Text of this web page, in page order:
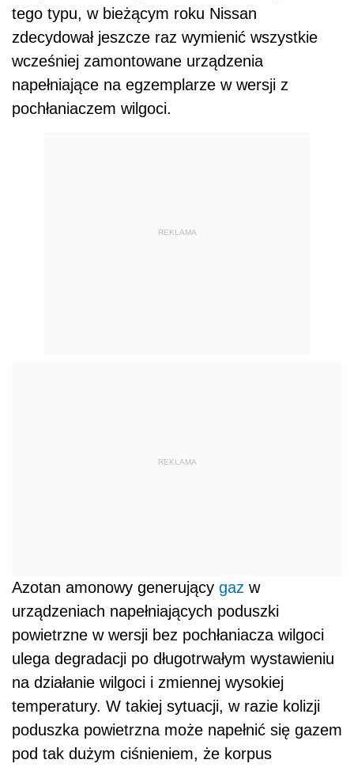
tego typu, w bieżącym roku Nissan
zdecydował jeszcze raz wymienić wszystkie
wcześniej zamontowane urządzenia
napełniające na egzemplarze w wersji z
pochłaniaczem wilgoci.
REKLAMA
REKLAMA
Azotan amonowy generujący gaz w
urządzeniach napełniających poduszki
powietrzne w wersji bez pochłaniacza wilgoci
ulega degradacji po długotrwałym wystawieniu
na działanie wilgoci i zmiennej wysokiej
temperatury. W takiej sytuacji, w razie kolizji
poduszka powietrzna może napełnić się gazem
pod tak dużym ciśnieniem, że korpus